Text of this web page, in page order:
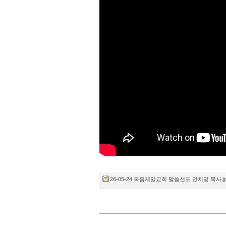
26-05-24 복음제일교회 말씀선포 안치영 목사